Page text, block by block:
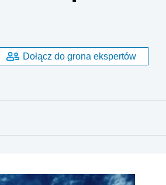
Dołącz do grona ekspertów